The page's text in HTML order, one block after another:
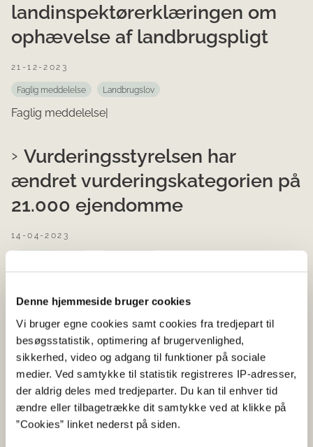
Denne hjemmeside bruger cookies
Vi bruger egne cookies samt cookies fra tredjepart til
besøgsstatistik, optimering af brugervenlighed,
sikkerhed, video og adgang til funktioner på sociale
medier. Ved samtykke til statistik registreres IP-adresser,
der aldrig deles med tredjeparter. Du kan til enhver tid
ændre eller tilbagetrække dit samtykke ved at klikke på
”Cookies” linket nederst på siden.
landinspektørerklæringen om
ophævelse af landbrugspligt
21-12-2023
Faglig meddelelse Landbrugslov
Faglig meddelelse|
Vurderingsstyrelsen har
ændret vurderingskategorien på
21.000 ejendomme
14-04-2023
ikke ændret ejendommens notering ifølge
emnet, kan du bliv...
Ny bekendtgørelse og ny
vejledning til landbrugsloven
30-06-2022